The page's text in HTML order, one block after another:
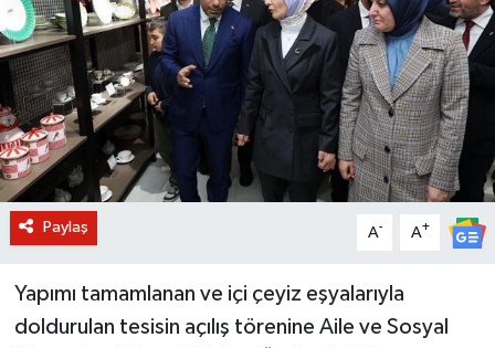
Paylaş A- A+
Yapımı tamamlanan ve içi çeyiz eşyalarıyla
doldurulan tesisin açılış törenine Aile ve Sosyal
KURUMSAL